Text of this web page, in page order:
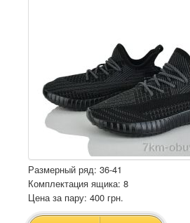
Размерный ряд: 36-41
Комплектация ящика: 8
Цена за пару: 400 грн.